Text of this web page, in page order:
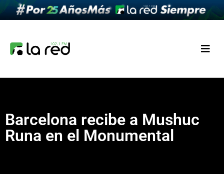
Barcelona recibe a Mushuc
Runa en el Monumental